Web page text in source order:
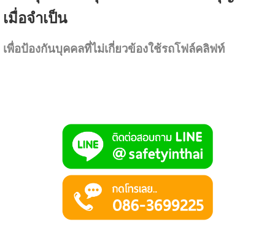
เมื่อจำเป็น
เพื่อป้องกันบุคคลที่ไม่เกี่ยวข้องใช้รถโฟล์คลิฟท์